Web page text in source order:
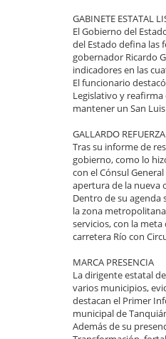
GABINETE ESTATAL
El Gobierno del
del Estado defina las
gobernador Ricardo
indicadores en las
El funcionario
Legislativo y
mantener un San
GALLARDO
Tras su informe de
gobierno, como lo
con el Cónsul
apertura de la nueva
Dentro de su agenda
la zona
servicios, con la
carretera Río con
MARCA PRESENCIA
La dirigente estatal
varios municipios,
destacan el Primer
municipal de
Además de su